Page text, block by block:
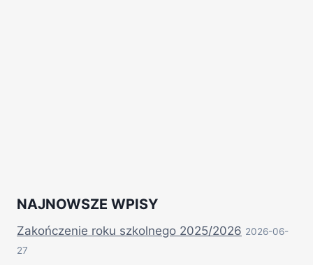
NAJNOWSZE WPISY
Zakończenie roku szkolnego 2025/2026 2026-06-
27